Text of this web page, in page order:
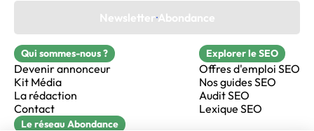
Newsletter Abondance
Qui sommes-nous ?
Devenir annonceur
Kit Média
La rédaction
Contact
Explorer le SEO
Offres d'emploi SEO
Nos guides SEO
Audit SEO
Lexique SEO
Le réseau Abondance